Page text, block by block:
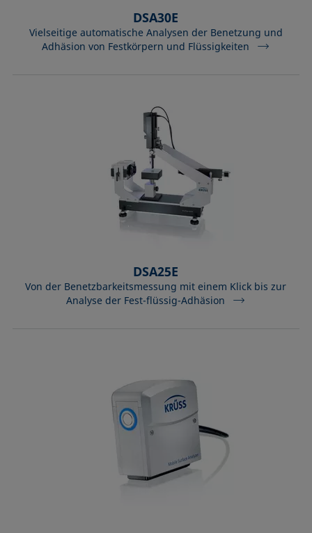
DSA30E
Vielseitige automatische Analysen der Benetzung und
Adhäsion von Festkörpern und Flüssigkeiten
DSA25E
Von der Benetzbarkeitsmessung mit einem Klick bis zur
Analyse der Fest-flüssig-Adhäsion